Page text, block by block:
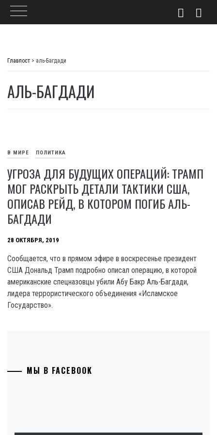
Главпост > аль-Багдади
АЛЬ-БАГДАДИ
В МИРЕ ПОЛИТИКА
УГРОЗА ДЛЯ БУДУЩИХ ОПЕРАЦИЙ: ТРАМП
МОГ РАСКРЫТЬ ДЕТАЛИ ТАКТИКИ США,
ОПИСАВ РЕЙД, В КОТОРОМ ПОГИБ АЛЬ-
БАГДАДИ
28 ОКТЯБРЯ, 2019
Сообщается, что в прямом эфире в воскресенье президент
США Дональд Трамп подробно описал операцию, в которой
американские спецназовцы убили Абу Бакр Аль-Багдади,
лидера террористического объединения «Исламское
Государство».
МЫ В FACEBOOK